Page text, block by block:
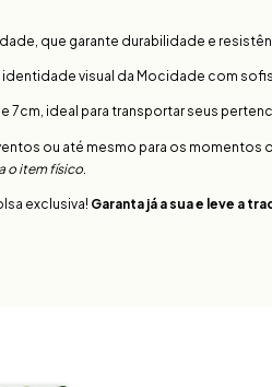
que garante durabilidade e
identidade visual da Mocidade com
7cm, ideal para transportar seus
ou até mesmo para os momentos
o item físico.
exclusiva! Garanta já a sua e leve a